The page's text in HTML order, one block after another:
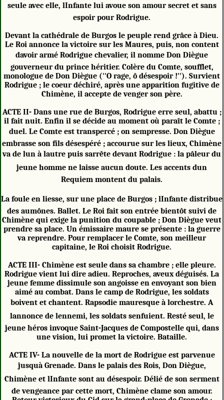
seule avec elle, lInfante lui avoue son amour secret et sans
espoir pour Rodrigue.
Devant la cathédrale de Burgos le peuple rend grâce à Dieu.
Le Roi annonce la victoire sur les Maures, puis, non content
davoir armé Rodrigue chevalier, il nomme Don Diègue
gouverneur du prince héritier. Colère du Comte, soufflet,
monologue de Don Diègue (''O rage, ô désespoir !''). Survient
Rodrigue ; le coeur déchiré, après une apparition fugitive de
Chimène, il accepte de venger son père.
ACTE II- Dans une rue de Burgos, Rodrigue erre seul, abattu ;
il fait nuit. Enfin il se décide au moment où paraît le Comte ;
duel. Le Comte est transpercé ; on sempresse. Don Diègue
embrasse son fils désespéré ; accourue sur les lieux, Chimène
va de lun à lautre puis sarrête devant Rodrigue : la pâleur du
jeune homme ne laisse aucun doute. Les accents dun
Requiem montent du palais.
La foule en liesse, sur une place de Burgos ; lInfante distribue
des aumônes. Ballet. Le Roi fait son entrée bientôt suivi de
Chimène qui exige la punition du coupable ; Don Diègue veut
prendre sa place. Un émissaire maure se présente : la guerre
va reprendre. Pour remplacer le Comte, son meilleur
capitaine, le Roi choisit Rodrigue.
ACTE III- Chimène est seule dans sa chambre ; elle pleure.
Rodrigue vient lui dire adieu. Reproches, aveux déguisés. La
jeune femme dissimule son angoisse en envoyant son bien
aimé au combat. Dans le camp de Rodrigue, les soldats
boivent et chantent. Rapsodie mauresque à lorchestre. A
lannonce de lennemi, les soldats senfuient. Resté seul, le
jeune héros invoque Saint-Jacques de Compostelle qui, dans
une vision, lui promet la victoire. Bataille.
ACTE IV- La nouvelle de la mort de Rodrigue est parvenue
jusquà Grenade. Dans le palais des Rois, Don Diègue,
Chimène et lInfante sont au désespoir. Délié de son serment
de vengeance par cette mort, Chimène clame son amour.